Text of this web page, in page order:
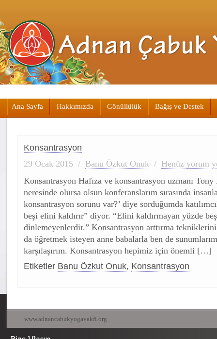
Ana Sayfa Hakkımızda Gönüllülük Bağış ve Destek
Konsantrasyon
29 Ocak 2015 / Banu Özkut Onuk / Henüz yorum
Konsantrasyon Hafıza ve konsantrasyon uzmanı Tony
neresinde olursa olsun konferanslarım sırasında
konsantrasyon sorunu var?’ diye sorduğumda
beşi elini kaldırır” diyor. “Elini kaldırmayan yüzde
dinlemeyenlerdir.” Konsantrasyon arttırma
da öğretmek isteyen anne babalarla ben de
karşılaşırım. Konsantrasyon hepimiz için önemli […]
Etiketler Banu Özkut Onuk, Konsantrasyon
www.adnancabukyogavakfi.org